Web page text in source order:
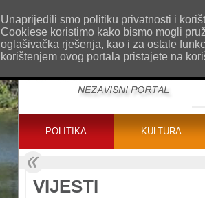
O nama Kontakt Oglašavanje
POLITIKA KULTURA
VIJESTI
Unaprijedili smo politiku privatnosti i
Cookiese koristimo kako bismo mogli
oglašivačka rješenja, kao i za ostale
korištenjem ovog portala pristajete na